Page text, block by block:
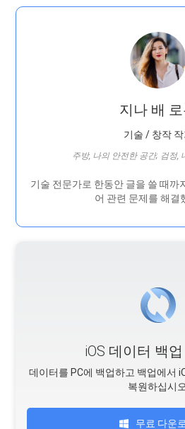
지나 배
기술 / 창작
주방, 나의 안전한 공간; 검정,
기술 전문가로 한동안 글을 쓸 때까
어 관련 문제를 해결
iOS 데이터 백
데이터를 PC에 백업하고 백업에서
복원하십시오.
무료 다운